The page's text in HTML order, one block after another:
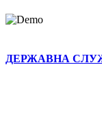
ДЕРЖАВНА